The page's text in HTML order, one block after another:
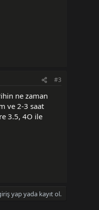
#3
ne zaman
ve 2-3 saat
3.5, 4O ile
yap yada kayıt ol.